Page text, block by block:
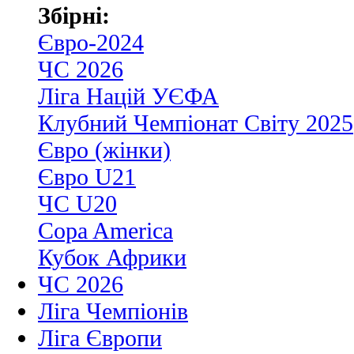
Збірні:
Євро-2024
ЧС 2026
Ліга Націй УЄФА
Клубний Чемпіонат Світу 2025
Євро (жінки)
Євро U21
ЧС U20
Copa America
Кубок Африки
ЧС 2026
Ліга Чемпіонів
Ліга Європи